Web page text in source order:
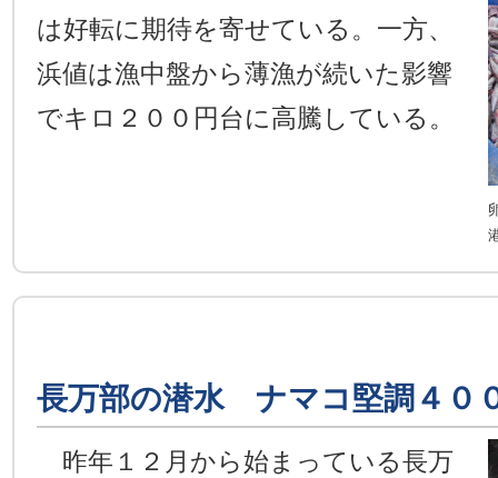
は好転に期待を寄せている。一方、
浜値は漁中盤から薄漁が続いた影響
でキロ２００円台に高騰している。
長万部の潜水 ナマコ堅調４０
昨年１２月から始まっている長万